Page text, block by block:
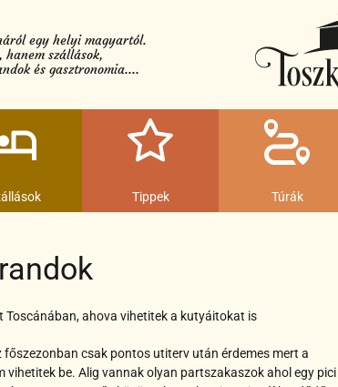
egy helyi magyartól.
szállások,
és gasztronomia....
Tippek Túrák
ahova vihetitek a kutyáitokat is
főszezonban csak pontos utiterv után érdemes mert a
vihetitek be. Alig vannak olyan partszakaszok ahol egy pici